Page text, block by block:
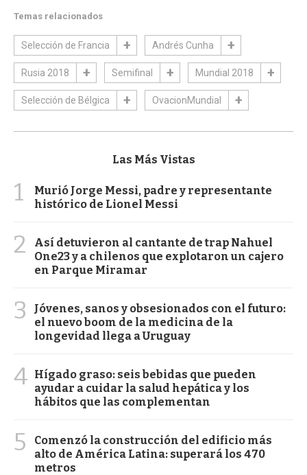
Temas relacionados
Selección de Francia Andrés Cunha
Rusia 2018 Semifinal Mundial 2018
Selección de Bélgica OvacionMundial
Las Más Vistas
1
Murió Jorge Messi, padre y representante
histórico de Lionel Messi
2
Así detuvieron al cantante de trap Nahuel
One23 y a chilenos que explotaron un cajero
en Parque Miramar
3
Jóvenes, sanos y obsesionados con el futuro:
el nuevo boom de la medicina de la
longevidad llega a Uruguay
4 Hígado graso: seis bebidas que pueden
ayudar a cuidar la salud hepática y los
hábitos que las complementan
5
Comenzó la construcción del edificio más
alto de América Latina: superará los 470
metros